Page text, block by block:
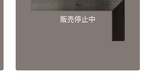
販売停止中